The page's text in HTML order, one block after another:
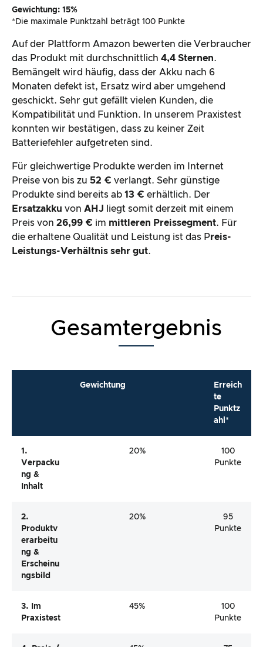
Gewichtung: 15%
*Die maximale Punktzahl beträgt 100 Punkte
Auf der Plattform Amazon bewerten die Verbraucher
das Produkt mit durchschnittlich 4,4 Sternen.
Bemängelt wird häufig, dass der Akku nach 6
Monaten defekt ist, Ersatz wird aber umgehend
geschickt. Sehr gut gefällt vielen Kunden, die
Kompatibilität und Funktion. In unserem Praxistest
konnten wir bestätigen, dass zu keiner Zeit
Batteriefehler aufgetreten sind.
Für gleichwertige Produkte werden im Internet
Preise von bis zu 52 € verlangt. Sehr günstige
Produkte sind bereits ab 13 € erhältlich. Der
Ersatzakku von AHJ liegt somit derzeit mit einem
Preis von 26,99 € im mittleren Preissegment. Für
die erhaltene Qualität und Leistung ist das Preis-
Leistungs-Verhältnis sehr gut.
Gesamtergebnis
Gewichtung
Erreich
te
Punktz
ahl*
1.
Verpacku
Ng &
Inhalt
20%
100
Punkte
2.
Produktv
Erarbeitu
Ng &
Erscheinu
Ngsbild
20%
95
Punkte
3. Im
Praxistest
45%
100
Punkte